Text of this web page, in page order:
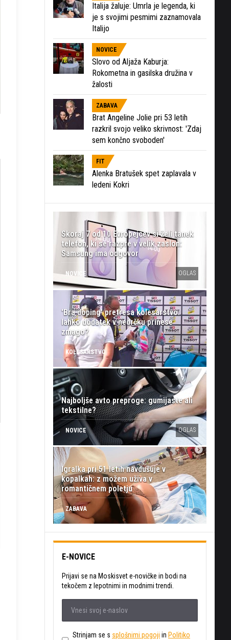
Italija žaluje: Umrla je legenda, ki
je s svojimi pesmimi zaznamovala
Italijo
NOVICE
Slovo od Aljaža Kaburja:
Rokometna in gasilska družina v
žalosti
ZABAVA
Brat Angeline Jolie pri 53 letih
razkril svojo veliko skrivnost: 'Zdaj
sem končno svoboden'
FIT
Alenka Bratušek spet zaplavala v
ledeni Kokri
Skoraj 7 od 10 Evropejcev si želi tanek
telefon, ki se razpre v velik zaslon:
Samsung ima odgovor
NOVICE OGLAS
'Bra doping' pretresa kolesarstvo:
lahko dodatek v nedrčku prinese
zmago?
KOLESARSTVO
Najboljše avto preproge: gumijaste ali
tekstilne?
NOVICE OGLAS
Igralka pri 51 letih navdušuje v
kopalkah: z možem uživa v
romantičnem poletju
ZABAVA
E-NOVICE
Prijavi se na Moskisvet e-novičke in bodi na
tekočem z lepotnimi in modnimi trendi.
Strinjam se s splošnimi pogoji in Politiko